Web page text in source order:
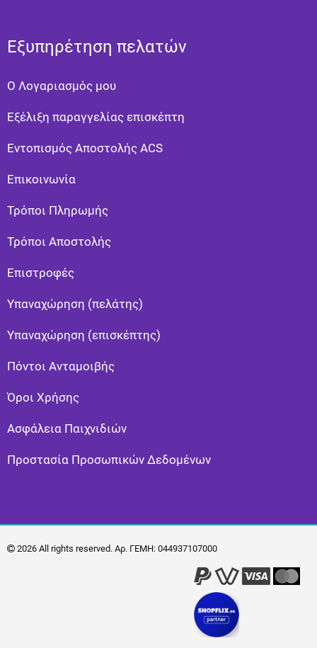
Εξυπηρέτηση πελατών
Ο Λογαριασμός μου
Εξέλιξη παραγγελίας επισκέπτη
Εντοπισμός Αποστολής ACS
Επικοινωνία
Τρόποι Πληρωμής
Τρόποι Αποστολής
Eπιστροφές
Υπαναχώρηση (πελάτης)
Υπαναχώρηση (επισκέπτης)
Πόντοι Ανταμοιβής
Όροι Χρήσης
Ασφάλεια Παιχνιδιών
Προστασία Προσωπικών Δεδομένων
2026 All rights reserved. Αρ. ΓΕΜΗ: 044937107000